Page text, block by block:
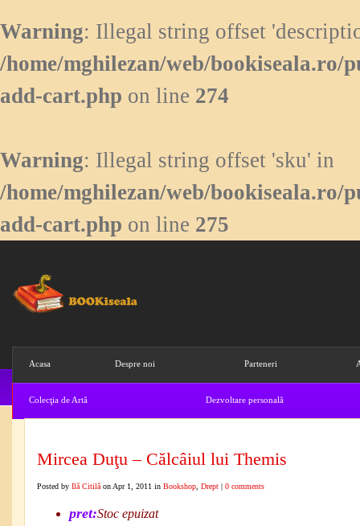
Warning: Illegal string offset
/home/mghilezan/web/bookiseala.ro/
add-cart.php on line 274
Warning: Illegal string offset 'sku' in
/home/mghilezan/web/bookiseala.ro/
add-cart.php on line 275
Acasa Despre noi Parteneri
Colecţia de Artă Dezvoltare personală
Mircea Duţu – Călcâiul lui Themis
Posted by Ilă Citilă on Apr 1, 2011 in Bookshop Drept | 0 comments
pret:Stoc epuizat